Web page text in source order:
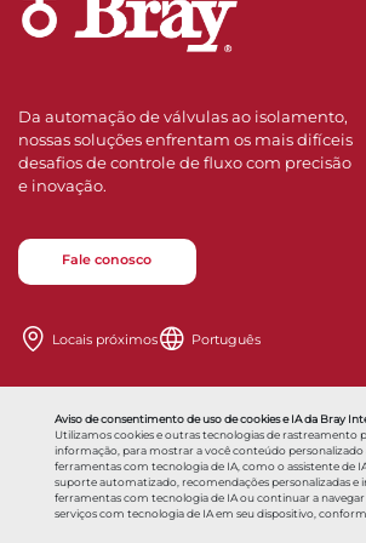
Aviso de consentimento de uso de cookies e IA da Bray
Utilizamos cookies e outras tecnologias de rastreamento
informação, para mostrar a você conteúdo personalizado
ferramentas com tecnologia de IA, como o assistente de
suporte automatizado, recomendações personalizadas e
ferramentas com tecnologia de IA ou continuar a
serviços com tecnologia de IA em seu dispositivo,
Da automação de válvulas ao isolamento,
nossas soluções enfrentam os mais difíceis
desafios de controle de fluxo com precisão
e inovação.
Fale conosco
Locais próximos Português
Also of
© 2026 Bray International. Todos os direitos reservados